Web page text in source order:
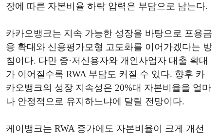
장에 따른 자본비율 하락 압력은 부담으로 남는다.
카카오뱅크는 지속 가능한 성장을 바탕으로 포용금
융 확대와 신용평가모형 고도화를 이어가겠다는 방
침이다. 다만 중·저신용자와 개인사업자 대출 확대
가 이어질수록 RWA 부담도 커질 수 있다. 향후 카
카오뱅크의 성장 지속성은 20%대 자본비율을 얼마
나 안정적으로 유지하느냐에 달릴 전망이다.
케이뱅크는 RWA 증가에도 자본비율이 크게 개선